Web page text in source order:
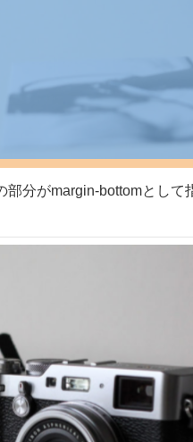
分がmargin-bottomとし